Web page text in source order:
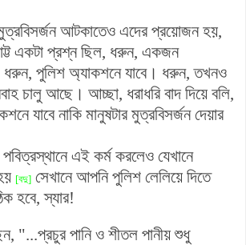
আটকাতেও এদের প্রয়োজন হয়,
একটা প্রশ্ন ছিল, ধরুন, একজন
ধরুন, পুলিশ অ্যাকশনে যাবে। ধরুন, তখনও
চালু আছে। আচ্ছা, ধরাধরি বাদ দিয়ে বলি,
যাবে নাকি মানুষটার মুত্রবিসর্জন দেয়ার
এই কর্ম করলেও যেখানে
[বদু] সেখানে আপনি পুলিশ লেলিয়ে দিতে
হবে, স্যার!
"...প্রচুর পানি ও শীতল পানীয় শুধু